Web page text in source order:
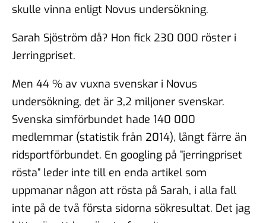
skulle vinna enligt Novus undersökning.
Sarah Sjöström då? Hon fick 230 000 röster i
Jerringpriset.
Men 44 % av vuxna svenskar i Novus
undersökning, det är 3,2 miljoner svenskar.
Svenska simförbundet hade 140 000
medlemmar (statistik från 2014), långt färre än
ridsportförbundet. En googling på ”jerringpriset
rösta” leder inte till en enda artikel som
uppmanar någon att rösta på Sarah, i alla fall
inte på de två första sidorna sökresultat. Det jag